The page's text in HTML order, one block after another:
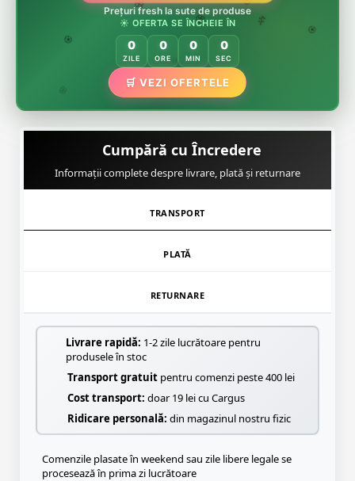
🌸
🌸
🌿
🌸
🏵️
Prețuri fresh la sute de produse
☀️ OFERTA SE ÎNCHEIE ÎN
0
ZILE
0
ORE
0
MIN
0
SEC
🛒 VEZI OFERTELE
Cumpără cu Încredere
Informații complete despre livrare, plată și returnare
TRANSPORT
PLATĂ
RETURNARE
Livrare rapidă: 1-2 zile lucrătoare pentru
produsele în stoc
Transport gratuit pentru comenzi peste 400 lei
Cost transport: doar 19 lei cu Cargus
Ridicare personală: din magazinul nostru fizic
Comenzile plasate în weekend sau zile libere legale se
procesează în prima zi lucrătoare